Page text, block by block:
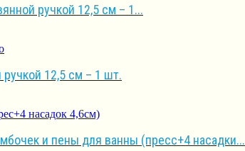
ручкой 12,5 см – 1...
12,5 см – 1 шт.
и пены для ванны (пресс+4 насадки...